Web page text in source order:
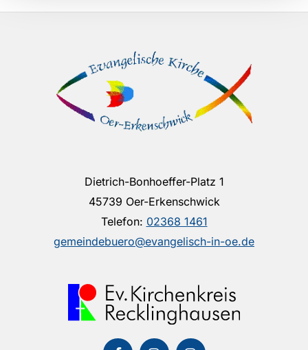
Dietrich-Bonhoeffer-Platz 1
45739 Oer-Erkenschwick
Telefon: 02368 1461
gemeindebuero@evangelisch-in-oe.de